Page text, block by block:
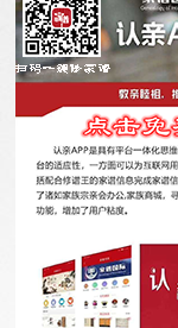
实习机会
微信订阅